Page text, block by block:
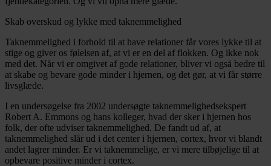
Skab overskud og lykke med taknemmelighed
Taknemmelighed i forhold til at have relationer får vores lykke til at
stige og giver os følelsen af, at vi er en del af flokken. Og ikke nok
med det. Når vi er omgivet af gode relationer, bliver vi også bedre til
at skabe og bevare gode minder i hjernen, og det gør, at vi får større
livsglæde.
I en undersøgelse fra 2002 undersøgte taknemmelighedsekspert
Robert A. Emmons og hans kolleger, hvad der sker i hjernen hos
folk, der ofte udviser taknemmelighed. De fandt ud af, at
taknemmelighed slår ud i det center i hjernen, cortex, hvor vi blandt
andet lagrer minder. Er vi taknemmelige, er vi mere tilbøjelige til at
opbevare positive minder i cortex.